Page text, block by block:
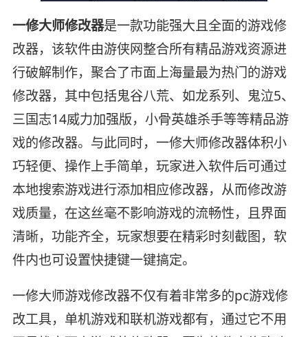
一修大师修改器是一款功能强大且全面的游戏修
改器，该软件由游侠网整合所有精品游戏资源进
行破解制作，聚合了市面上海量最为热门的游戏
修改器，其中包括鬼谷八荒、如龙系列、鬼泣5、
三国志14威力加强版，小骨英雄杀手等等精品游
戏的修改器。与此同时，一修大师修改器体积小
巧轻便、操作上手简单，玩家进入软件后可通过
本地搜索游戏进行添加相应修改器，从而修改游
戏质量，在这丝毫不影响游戏的流畅性，且界面
清晰，功能齐全，玩家想要在精彩时刻截图，软
件内也可设置快捷键一键搞定。
一修大师游戏修改器不仅有着非常多的pc游戏修
改工具，单机游戏和联机游戏都有，通过它不用